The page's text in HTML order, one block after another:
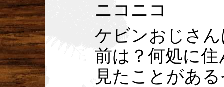
ニコニコ
ケビンおじさ
前は？何処に住
見たことがあ